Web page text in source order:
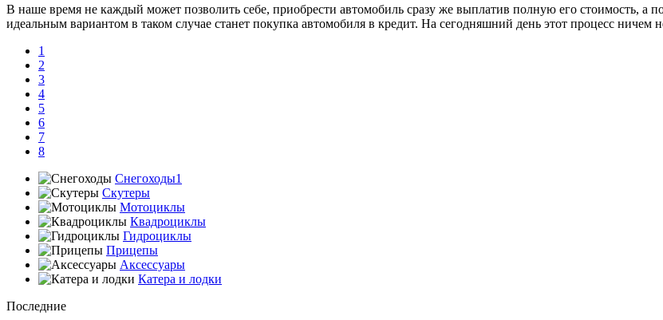
В наше время не каждый может позволить себе, приобрести автомобиль сразу же выплатив полную его стоимость,
идеальным вариантом в таком случае станет покупка автомобиля в кредит. На сегодняшний день этот процесс ничем
1
2
3
4
5
6
7
8
Снегоходы1
Скутеры
Мотоциклы
Квадроциклы
Гидроциклы
Прицепы
Аксессуары
Катера и лодки
Последние